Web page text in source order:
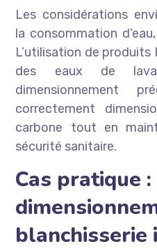
Les considérations
la consommation
L’utilisation de
des eaux de
dimensionnement
correctement
carbone tout en
sécurité sanitaire.
Cas pratique :